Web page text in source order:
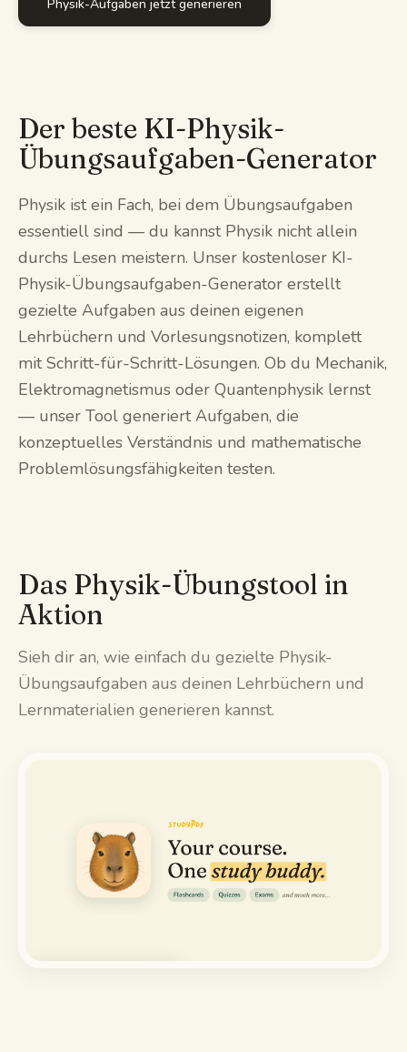
Physik-Aufgaben jetzt generieren
Der beste KI-Physik-
Übungsaufgaben-Generator
Physik ist ein Fach, bei dem Übungsaufgaben
essentiell sind — du kannst Physik nicht allein
durchs Lesen meistern. Unser kostenloser KI-
Physik-Übungsaufgaben-Generator erstellt
gezielte Aufgaben aus deinen eigenen
Lehrbüchern und Vorlesungsnotizen, komplett
mit Schritt-für-Schritt-Lösungen. Ob du Mechanik,
Elektromagnetismus oder Quantenphysik lernst
— unser Tool generiert Aufgaben, die
konzeptuelles Verständnis und mathematische
Problemlösungsfähigkeiten testen.
Das Physik-Übungstool in
Aktion
Sieh dir an, wie einfach du gezielte Physik-
Übungsaufgaben aus deinen Lehrbüchern und
Lernmaterialien generieren kannst.